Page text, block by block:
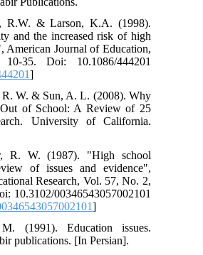
R.W. & Larson, K.A. (1998).
and the increased risk of high
American Journal of Education,
35. Doi: 10.1086/444201
R. W. & Sun, A. L. (2008). Why
Out of School: A Review of 25
University of California.
R. W. (1987). "High school
of issues and evidence",
Research, Vol. 57, No. 2,
10.3102/00346543057002101
M. (1991). Education issues.
publications. [In Persian].